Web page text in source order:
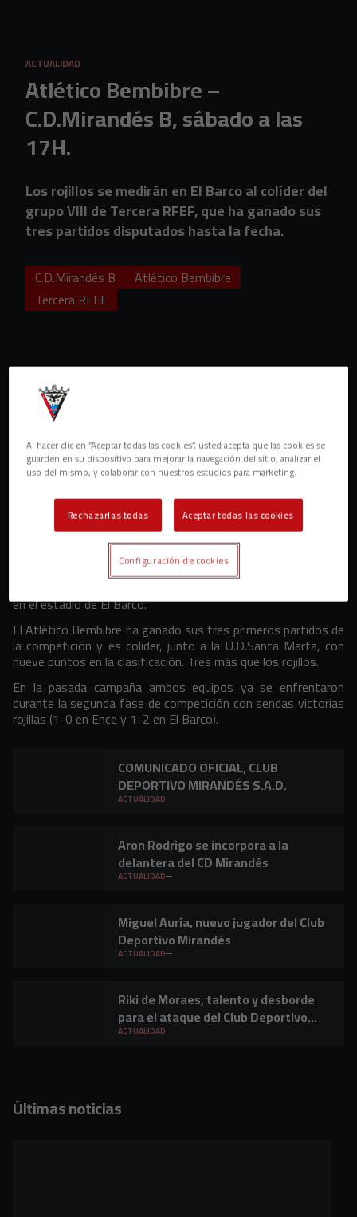
ACTUALIDAD
Atlético Bembibre –
C.D.Mirandés B, sábado a las
17H.
Los rojillos se medirán en El Barco al colíder del
grupo VIII de Tercera RFEF, que ha ganado sus
tres partidos disputados hasta la fecha.
C.D.Mirandés B
Atlético Bembibre
Tercera RFEF
El filial rojillo se enfrenta este sábado a las 17H. al conjunto
en el estadio de El Barco.
El Atlético Bembibre ha ganado sus tres primeros partidos de
la competición y es colider, junto a la U.D.Santa Marta, con
nueve puntos en la clasificación. Tres más que los rojillos.
En la pasada campaña ambos equipos ya se enfrentaron
durante la segunda fase de competición con sendas victorias
rojillas (1-0 en Ence y 1-2 en El Barco).
COMUNICADO OFICIAL, CLUB
DEPORTIVO MIRANDÉS S.A.D.
ACTUALIDAD
Aron Rodrigo se incorpora a la
delantera del CD Mirandés
ACTUALIDAD
Miguel Auría, nuevo jugador del Club
Deportivo Mirandés
ACTUALIDAD
Riki de Moraes, talento y desborde
para el ataque del Club Deportivo
Mirandés
ACTUALIDAD
Últimas noticias
Al hacer clic en “Aceptar todas las cookies”, usted acepta que las cookies se
guarden en su dispositivo para mejorar la navegación del sitio, analizar el
uso del mismo, y colaborar con nuestros estudios para marketing.
Rechazarlas todas Aceptar todas las cookies
Configuración de cookies